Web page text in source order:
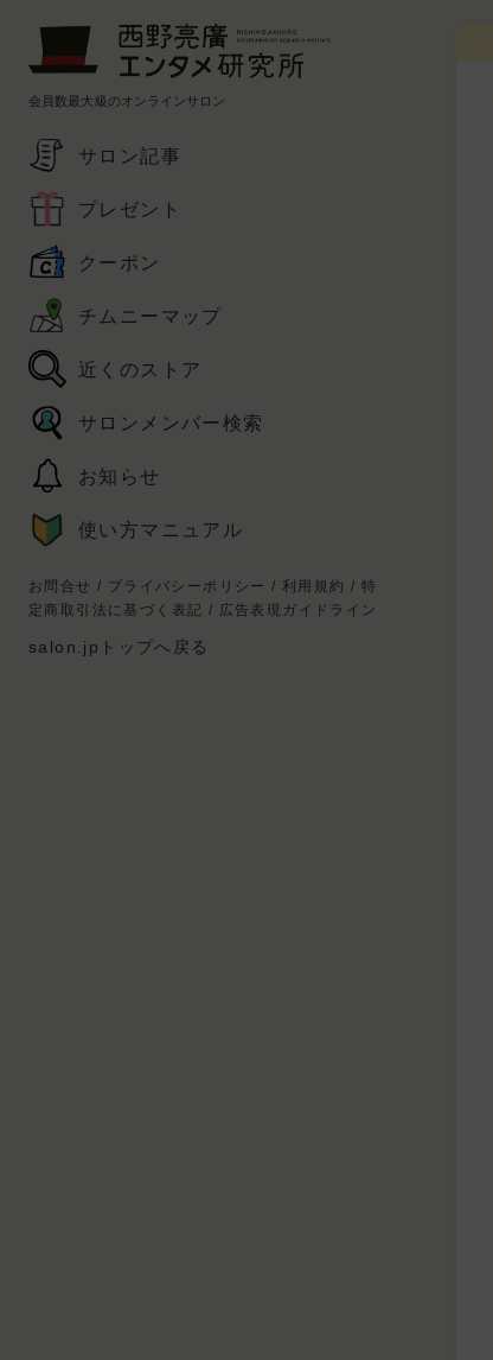
会員数最大級のオンラインサロン
サロン記事
プレゼント
クーポン
チムニーマップ
近くのストア
サロンメンバー検索
お知らせ
使い方マニュアル
お問合せ / プライバシーポリシー / 利用規約 / 特
定商取引法に基づく表記 / 広告表現ガイドライン
salon.jpトップへ戻る